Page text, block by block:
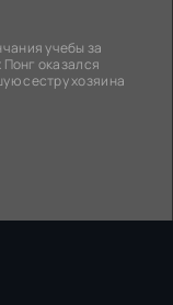
учебы за
Понг оказался
сестру хозяина